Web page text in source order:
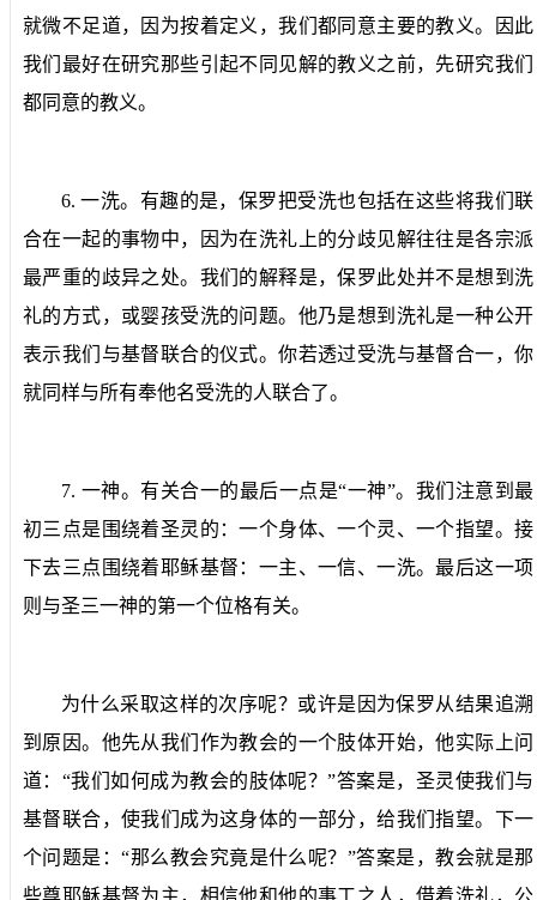
就微不足道，因为按着定义，我们都同意主要的教义。因此
我们最好在研究那些引起不同见解的教义之前，先研究我们
都同意的教义。
6.一洗。 有趣的是，保罗把受洗也包括在这些将我们联
合在一起的事物中，因为在洗礼上的分歧见解往往是各宗派
最严重的歧异之处。我们的解释是，保罗此处并不是想到洗
礼的方式，或婴孩受洗的问题。他乃是想到洗礼是一种公开
表示我们与基督联合的仪式。你若透过受洗与基督合一，你
就同样与所有奉他名受洗的人联合了。
7. 一神。 有关合一的最后一点是“一神”。我们注意到最
初三点是围绕着圣灵的：一个身体、一个灵、一个指望。接
下去三点围绕着耶稣基督：一主、一信、一洗。最后这一项
则与圣三一神的第一个位格有关。
为什么采取这样的次序呢？或许是因为保罗从结果追溯
到原因。他先从我们作为教会的一个肢体开始，他实际上问
道：“我们如何成为教会的肢体呢？”答案是，圣灵使我们与
基督联合，使我们成为这身体的一部分，给我们指望。下一
个问题是：“那么教会究竟是什么呢？”答案是，教会就是那
些尊耶稣基督为主，相信他和他的事工之人，借着洗礼，公